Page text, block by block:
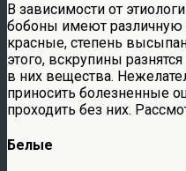
В зависимости от
бобоны имеют различную
красные, степень
этого, вскрупины
в них вещества.
приносить болезненные
проходить без них.
Белые